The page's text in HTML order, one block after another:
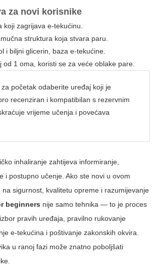
za novi korisnike
zagrijava e-tekućinu.
struktura koja stvara paru.
i biljni glicerin, baza e-tekućine.
1 oma, koristi se za veće oblake pare.
početak odaberite uređaj koji je
recenziran i kompatibilan s rezervnim
vrijeme učenja i povećava
inhaliranje zahtijeva informiranje,
i postupno učenje. Ako ste novi u ovom
sigurnost, kvalitetu opreme i razumijevanje
beginners nije samo tehnika — to je proces
pravih uređaja, pravilno rukovanje
e-tekućina i poštivanje zakonskih okvira.
u ranoj fazi može znatno poboljšati